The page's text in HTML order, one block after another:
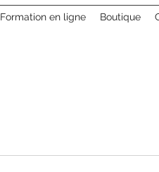
Formation en ligne Boutique